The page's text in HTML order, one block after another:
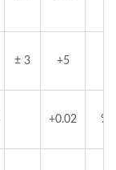
± 3 +5
+0.02 %/